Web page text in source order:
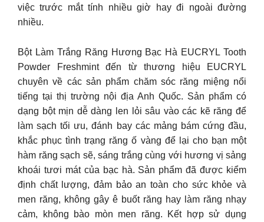
việc trước mắt tính nhiều giờ hay đi ngoài đường
nhiều.
Bột Làm Trắng Răng Hương Bạc Hà EUCRYL Tooth
Powder Freshmint đến từ thương hiệu EUCRYL
chuyên về các sản phẩm chăm sóc răng miệng nổi
tiếng tại thị trường nội địa Anh Quốc. Sản phẩm có
dạng bột mịn dễ dàng len lỏi sâu vào các kẽ răng để
làm sạch tối ưu, đánh bay các mảng bám cứng đầu,
khắc phục tình trạng răng ố vàng để lại cho bạn một
hàm răng sạch sẽ, sáng trắng cùng với hương vị sảng
khoái tươi mát của bạc hà. Sản phẩm đã được kiểm
định chất lượng, đảm bảo an toàn cho sức khỏe và
men răng, không gây ê buốt răng hay làm răng nhạy
cảm, không bào mòn men răng. Kết hợp sử dụng